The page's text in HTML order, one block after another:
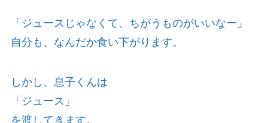
「ジュースじゃなくて、ちがうものがいいなー」
自分も、なんだか食い下がります。
しかし、息子くんは
「ジュース」
を渡してきます。